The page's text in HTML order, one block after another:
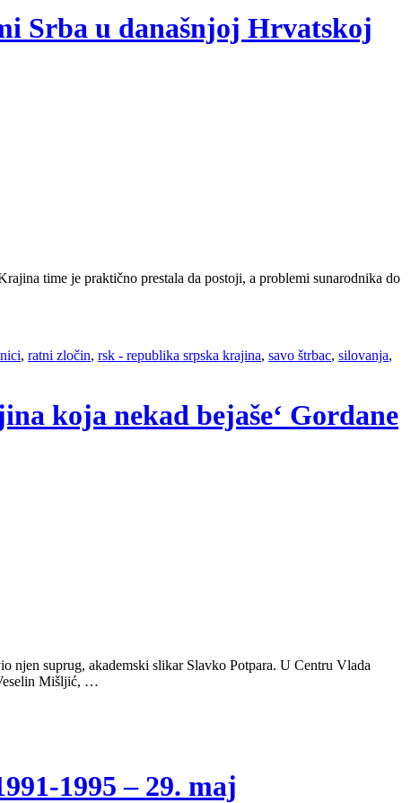
Srba u današnjoj Hrvatskoj
time je praktično prestala da postoji, a problemi sunarodnika do
, ratni zločin, rsk - republika srpska krajina, savo štrbac, silovanja,
koja nekad bejaše‘ Gordane
njen suprug, akademski slikar Slavko Potpara. U Centru Vlada
Mišljić, …
1995 – 29. maj